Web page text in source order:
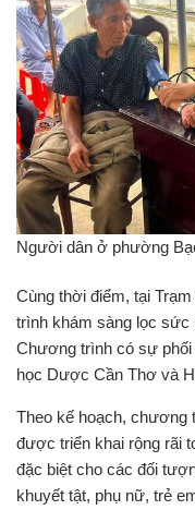
Người dân ở phường
Cùng thời điểm, tại
trình khám sàng lọc sức
Chương trình có sự
học Dược Cần Thơ và
Theo kế hoạch, chương
được triển khai rộng rãi
đặc biệt cho các đối
khuyết tật, phụ nữ, trẻ